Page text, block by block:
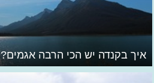
איך בקנדה יש הכי הרבה אגמים?